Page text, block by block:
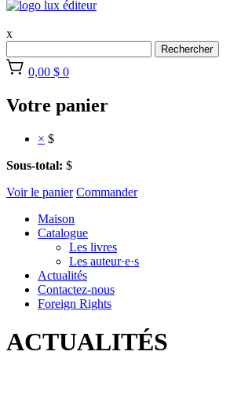
x
Rechercher
0,00 $ 0
Votre panier
× $
Sous-total: $
Voir le panier Commander
Maison
Catalogue
Les livres
Les auteur·e·s
Actualités
Contactez-nous
Foreign Rights
ACTUALITÉS